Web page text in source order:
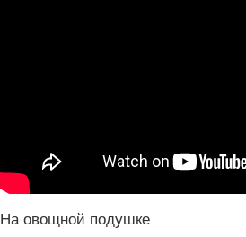
На овощной подушке